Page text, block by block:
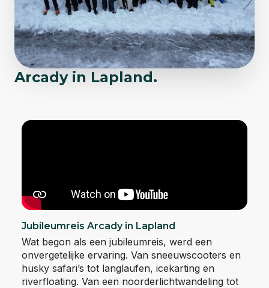
Arcady in Lapland.
Jubileumreis Arcady in Lapland
Wat begon als een jubileumreis, werd een
onvergetelijke ervaring. Van sneeuwscooters en
husky safari’s tot langlaufen, icekarting en
riverfloating. Van een noorderlichtwandeling tot